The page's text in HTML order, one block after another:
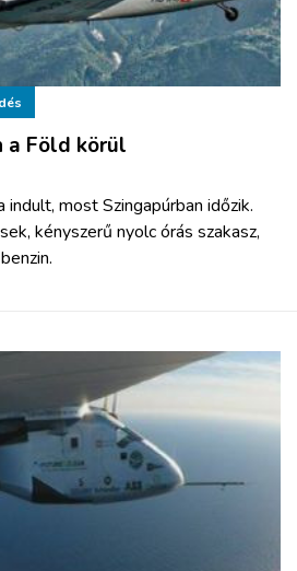
a Föld körül
most Szingapúrban időzik.
kényszerű nyolc órás szakasz,